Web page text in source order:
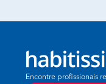
Encontre profissionais